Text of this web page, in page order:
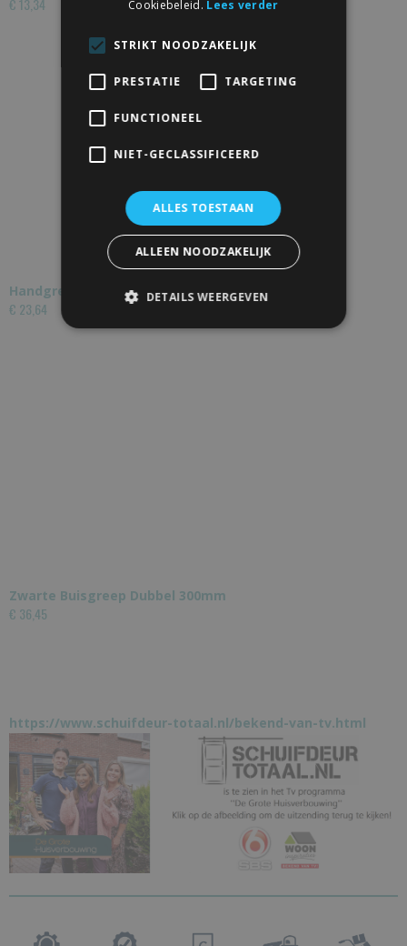
€ 13,34
Handgreep buis met schuifdeurkom
€ 23,64
Zwarte Buisgreep Dubbel 300mm
€ 36,45
https://www.schuifdeur-totaal.nl/bekend-van-tv.html
Cookiebeleid. Lees verder
STRIKT NOODZAKELIJK
PRESTATIE TARGETING
FUNCTIONEEL
NIET-GECLASSIFICEERD
ALLES TOESTAAN
ALLEEN NOODZAKELIJK
DETAILS WEERGEVEN